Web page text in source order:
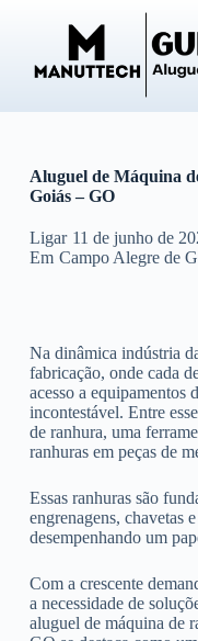
o
o
n
o
Aluguel de Máquina
Goiás – GO
Ligar 11 de junho de
Em Campo Alegre de
Na dinâmica indústria
fabricação, onde cada
acesso a equipamentos
incontestável. Entre
de ranhura, uma
ranhuras em peças de
Essas ranhuras são
engrenagens, chavetas
desempenhando um
Com a crescente
a necessidade de
aluguel de máquina de